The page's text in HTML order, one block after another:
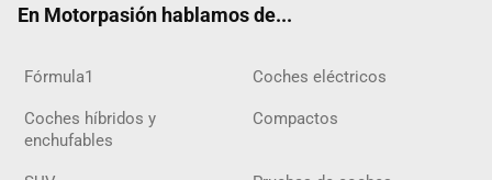
En Motorpasión hablamos de...
Fórmula1 Coches eléctricos
Coches híbridos y
enchufables
Compactos